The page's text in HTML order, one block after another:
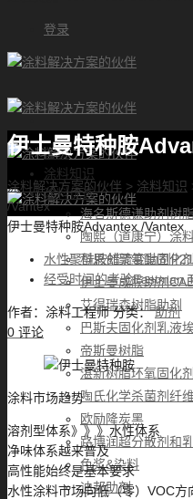
登录
首页
涂料知识
涂料优选
海名斯德谦助剂树
陶熙（道康宁）涂
科思创聚氨酯固化
伊士曼成膜助剂
艾得瑞森树脂助剂
巴斯夫固化剂乳液
帝斯曼树脂
湛新树脂环氧固化剂
陶氏化学杀菌剂纤
欧励隆炭黑
路博润超分散剂和
色浆&染料
迪邦助剂
伊士曼特种胺
涂料解决方案的伙伴 > 涂料知识
/Vantex
伊士曼特种胺Advantex /Vantex
水性聚酰胺蜡流变助剂
经受时间的考验Eastman
作者： 涂料工程师分类：助剂
0 评论
涂料市场趋势
溶剂型体系》》》水性体系
净味体系越来普及
高性能始终是基本要求
水性涂料市场向低（零）VOC方